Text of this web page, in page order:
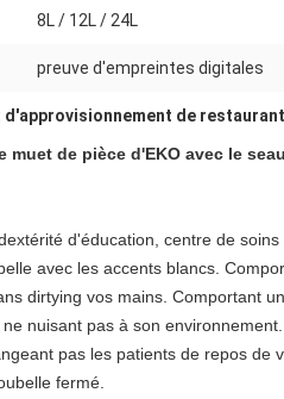
8L / 12L / 24L
preuve d'empreintes digitales
d'approvisionnement de restaurant
de pièce d'EKO avec le
d'éducation, centre de soins
avec les accents blancs.
dirtying vos mains. Comportant
nuisant pas à son
pas les patients de repos de
fermé.